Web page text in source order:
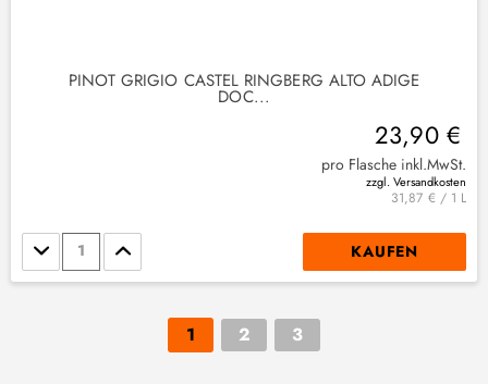
PINOT GRIGIO CASTEL RINGBERG ALTO ADIGE
DOC...
23,90 €
pro Flasche inkl.MwSt.
zzgl. Versandkosten
31,87 € / 1 L
Stückzahl KAUFEN
1 2 3